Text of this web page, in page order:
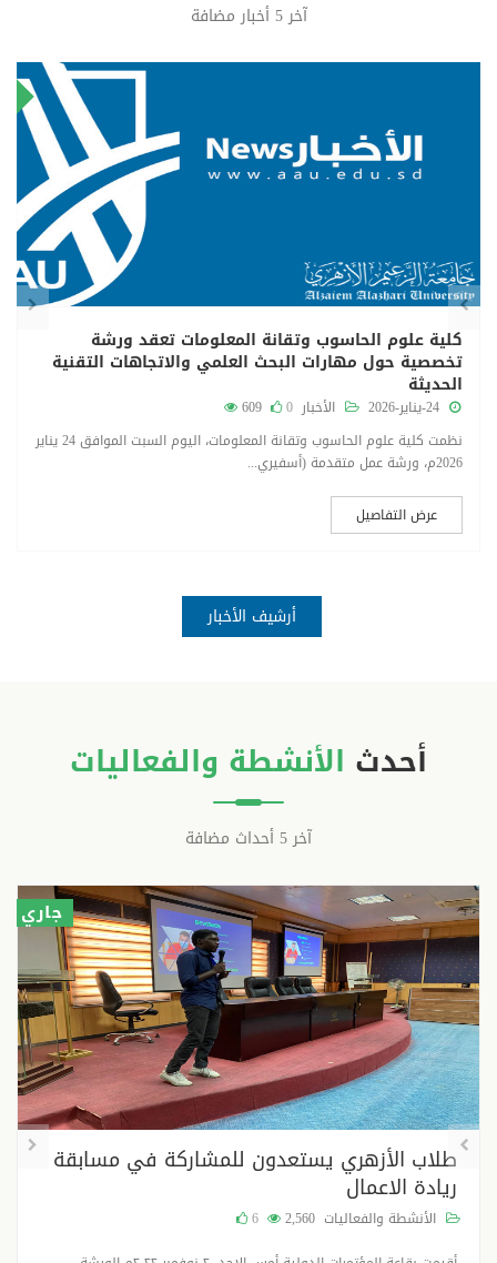
آخر 5 أخبار مضافة
كلية علوم الحاسوب وتقانة المعلومات تعقد ورشة
تخصصية حول مهارات البحث العلمي والاتجاهات التقنية
الحديثة
الأخبار 0
609
نظمت كلية علوم الحاسوب وتقانة المعلومات، اليوم السبت الموافق 24 يناير
2026م، ورشة عمل متقدمة (أسفيري...
عرض التفاصيل
أرشيف الأخبار
أحدث الأنشطة والفعاليات
آخر 5 أحداث مضافة
جاري
طلاب الأزهري يستعدون للمشاركة في مسابقة
ريادة الاعمال
الأنشطة والفعاليات 2,560
6